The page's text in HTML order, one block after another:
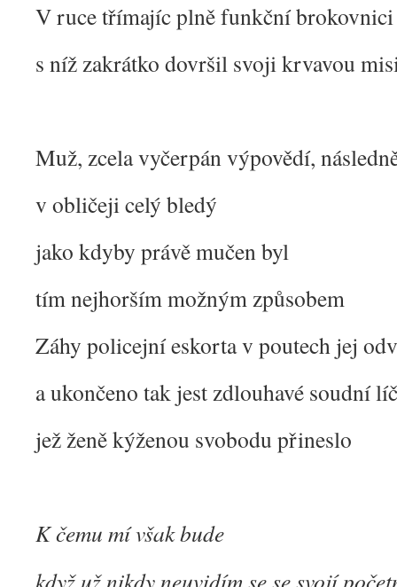
V ruce třímajíc plně funkční brokovnici
s níž zakrátko dovršil svoji krvavou
Muž, zcela vyčerpán výpovědí,
v obličeji celý bledý
jako kdyby právě mučen byl
tím nejhorším možným způsobem
Záhy policejní eskorta v poutech jej
a ukončeno tak jest zdlouhavé soudní
jež ženě kýženou svobodu přineslo
K čemu mí však bude
když už nikdy neuvidím se se svojí